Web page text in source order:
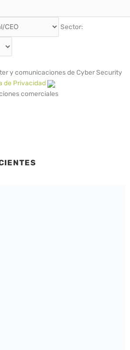
Sector:
y comunicaciones de Cyber Security
de Privacidad
comerciales